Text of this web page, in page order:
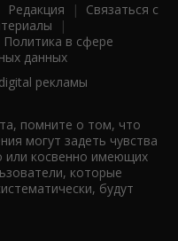
Редакция | Связаться с
|
Политика в сфере
данных
рекламы
помните о том, что
могут задеть чувства
или косвенно имеющих
которые
будут